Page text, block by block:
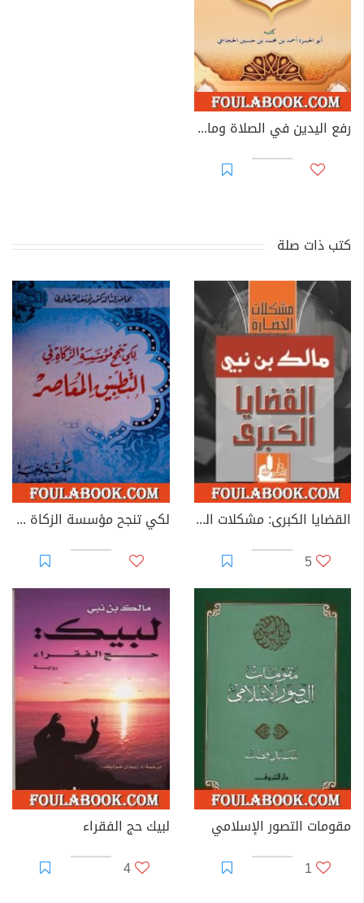
رفع اليدين في الصلاة وما يتعلق به من مسائل
كتب ذات صلة
القضايا الكبرى: مشكلات الحضارة
5
لكي تنجح مؤسسة الزكاة في التطبيق المعاصر
مقومات التصور الإسلامي
1
لبيك حج الفقراء
4